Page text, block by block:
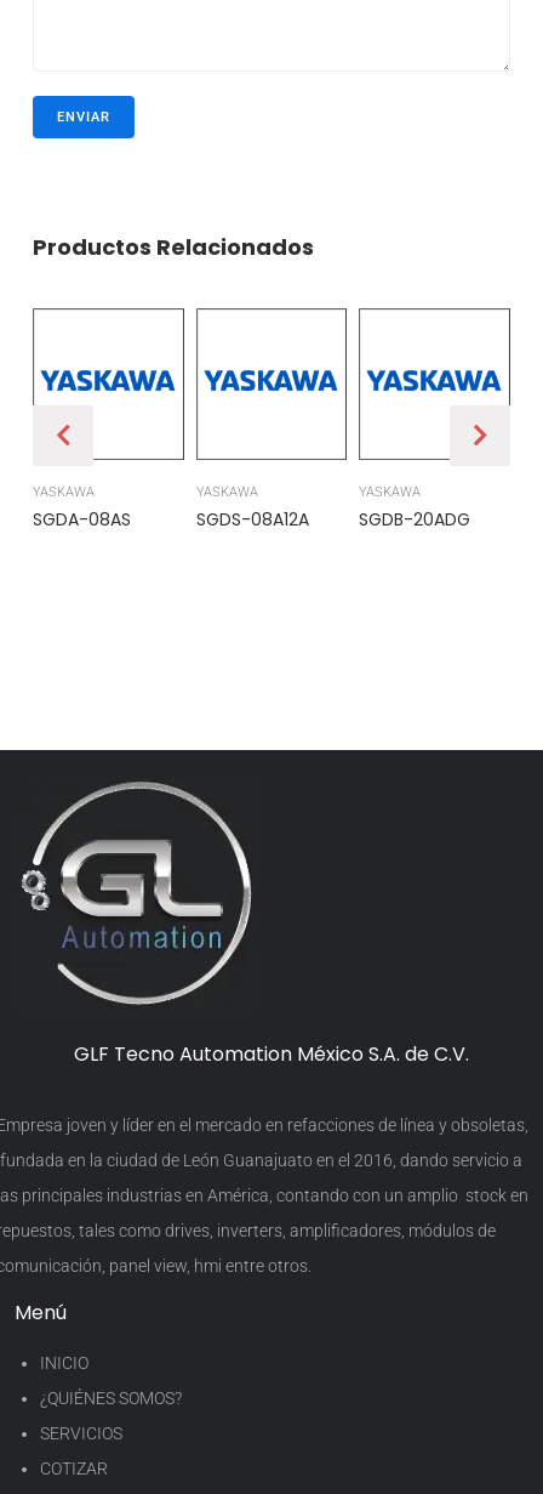
Productos Relacionados
YASKAWA
SGDA-08AS
YASKAWA
SGDS-08A12A
YASKAWA
SGDB-20ADG
GLF Tecno Automation México S.A. de C.V.
joven y líder en el mercado en refacciones de línea y obsoletas,
en la ciudad de León Guanajuato en el 2016, dando servicio a
principales industrias en América, contando con un amplio stock en
tales como drives, inverters, amplificadores, módulos de
panel view, hmi entre otros.
Menú
INICIO
¿QUIÉNES SOMOS?
SERVICIOS
COTIZAR